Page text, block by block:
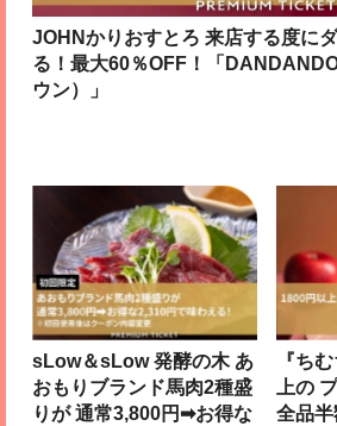
JOHNかりおすとろ 来店する度に
る！最大60％OFF！「
ウン）」
sLow＆sLow 発酵の木 あ
おもりブランド馬肉2種盛
りが 通常3,800円➡お得な
『ち
上の
全品半